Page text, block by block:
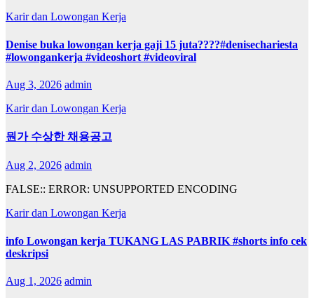
Karir dan Lowongan Kerja
Denise buka lowongan kerja gaji 15 juta????#denisechariesta
#lowongankerja #videoshort #videoviral
Aug 3, 2026 admin
Karir dan Lowongan Kerja
뭔가 수상한 채용공고
Aug 2, 2026 admin
FALSE:: ERROR: UNSUPPORTED ENCODING
Karir dan Lowongan Kerja
info Lowongan kerja TUKANG LAS PABRIK #shorts info cek
deskripsi
Aug 1, 2026 admin